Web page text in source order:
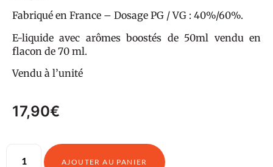
Fabriqué en France – Dosage PG / VG : 40%/60%.
E-liquide avec arômes boostés de 50ml vendu en
flacon de 70 ml.
Vendu à l’unité
17,90€
AJOUTER AU PANIER